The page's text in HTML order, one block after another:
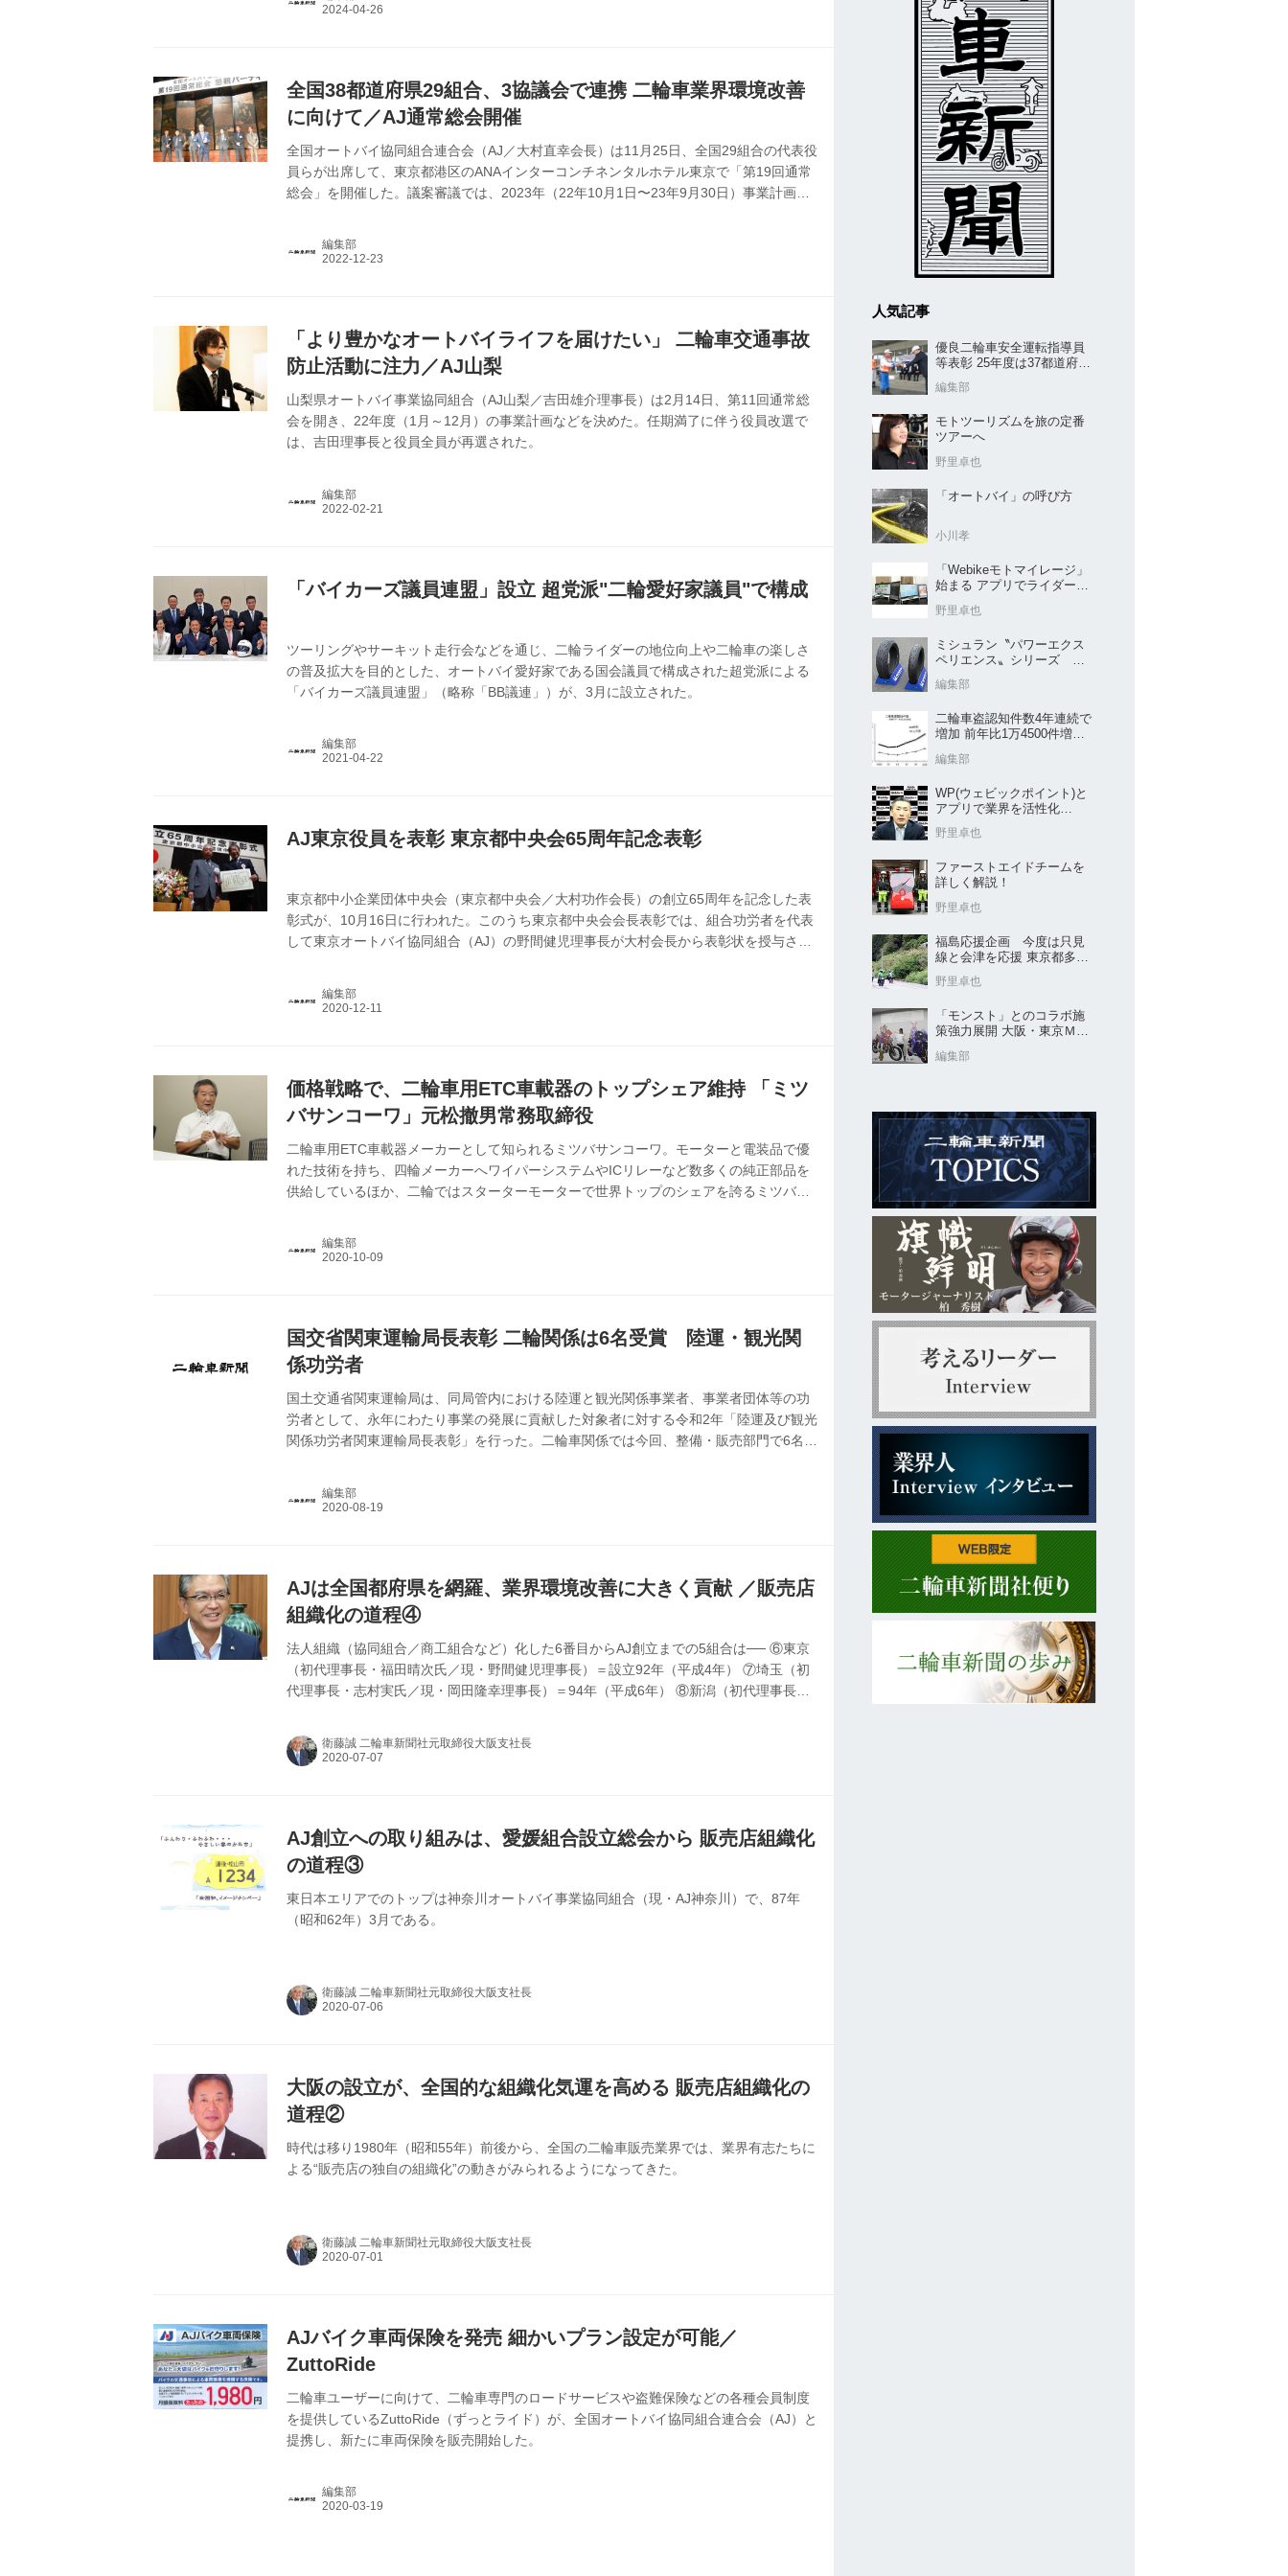
全国38都道府県29組合、3協議会で連携 二輪車業界環境改善
に向けて／AJ通常総会開催
全国オートバイ協同組合連合会（AJ／大村直幸会長）は11月25日、全国29組合の代表役
員らが出席して、東京都港区のANAインターコンチネンタルホテル東京で「第19回通常
総会」を開催した。議案審議では、2023年（22年10月1日〜23年9月30日）事業計画な
組合3協議会で相互連携し、さらに組織化を推進。二輪車を取り巻く環境改善とともに、
編集部
「より豊かなオートバイライフを届けたい」 二輪車交通事故
防止活動に注力／AJ山梨
山梨県オートバイ事業協同組合（AJ山梨／吉田雄介理事長）は2月14日、第11回通常総
会を開き、22年度（1月～12月）の事業計画などを決めた。任期満了に伴う役員改選で
は、吉田理事長と役員全員が再選された。
編集部
「バイカーズ議員連盟」設立 超党派"二輪愛好家議員"で構成
ツーリングやサーキット走行会などを通じ、二輪ライダーの地位向上や二輪車の楽しさ
の普及拡大を目的とした、オートバイ愛好家である国会議員で構成された超党派による
「バイカーズ議員連盟」（略称「BB議連」）が、3月に設立された。
編集部
AJ東京役員を表彰 東京都中央会65周年記念表彰
東京都中小企業団体中央会（東京都中央会／大村功作会長）の創立65周年を記念した表
彰式が、10月16日に行われた。このうち東京都中央会会長表彰では、組合功労者を代表
して東京オートバイ協同組合（AJ）の野間健児理事長が大村会長から表彰状を授与され
編集部
価格戦略で、二輪車用ETC車載器のトップシェア維持 「ミツ
バサンコーワ」元松撤男常務取締役
二輪車用ETC車載器メーカーとして知られるミツバサンコーワ。モーターと電装品で優
れた技術を持ち、四輪メーカーへワイパーシステムやICリレーなど数多くの純正部品を
供給しているほか、二輪ではスターターモーターで世界トップのシェアを誇るミツバ
するのみだったミツバサンコーワが、車載器市場へ後発で参入し、いかにシェアを獲得
編集部
国交省関東運輸局長表彰 二輪関係は6名受賞 陸運・観光関
係功労者
国土交通省関東運輸局は、同局管内における陸運と観光関係事業者、事業者団体等の功
労者として、永年にわたり事業の発展に貢献した対象者に対する令和2年「陸運及び観光
関係功労者関東運輸局長表彰」を行った。二輪車関係では今回、整備・販売部門で6名の
編集部
AJは全国都府県を網羅、業界環境改善に大きく貢献 ／販売店
組織化の道程④
法人組織（協同組合／商工組合など）化した6番目からAJ創立までの5組合は── ⑥東京
（初代理事長・福田晴次氏／現・野間健児理事長）＝設立92年（平成4年） ⑦埼玉（初
代理事長・志村実氏／現・岡田隆幸理事長）＝94年（平成6年） ⑧新潟（初代理事長・
／石川喜康理事長）＝96年（平成8年） ⑩北海道（初代から現在まで大村直幸理事長）
＝01年（平成13年） ⑪千葉（初代理事長・渡會安次氏／現・土居光夫理事長）＝03年
衛藤誠 二輪車新聞社元取締役大阪支社長
AJ創立への取り組みは、愛媛組合設立総会から 販売店組織化
の道程③
東日本エリアでのトップは神奈川オートバイ事業協同組合（現・AJ神奈川）で、87年
（昭和62年）3月である。
衛藤誠 二輪車新聞社元取締役大阪支社長
大阪の設立が、全国的な組織化気運を高める 販売店組織化の
道程②
時代は移り1980年（昭和55年）前後から、全国の二輪車販売業界では、業界有志たちに
よる“販売店の独自の組織化”の動きがみられるようになってきた。
衛藤誠 二輪車新聞社元取締役大阪支社長
AJバイク車両保険を発売 細かいプラン設定が可能／
ZuttoRide
二輪車ユーザーに向けて、二輪車専門のロードサービスや盗難保険などの各種会員制度
を提供しているZuttoRide（ずっとライド）が、全国オートバイ協同組合連合会（AJ）と
提携し、新たに車両保険を販売開始した。
編集部
人気記事
優良二輪車安全運転指導員
等表彰 25年度は37都道府県
編集部
モトツーリズムを旅の定番
ツアーへ
野里卓也
「オートバイ」の呼び方
小川孝
「Webikeモトマイレージ」
始まる アプリでライダーと
野里卓也
ミシュラン〝パワーエクス
ペリエンス〟シリーズ
売
編集部
二輪車盗認知件数4年連続で
増加 前年比1万4500件増／
編集部
WP(ウェビックポイント)と
アプリで業界を活性化
野里卓也
ファーストエイドチームを
詳しく解説！
野里卓也
福島応援企画 今度は只見
線と会津を応援 東京都多摩
野里卓也
「モンスト」とのコラボ施
策強力展開 大阪・東京ＭＣ
編集部